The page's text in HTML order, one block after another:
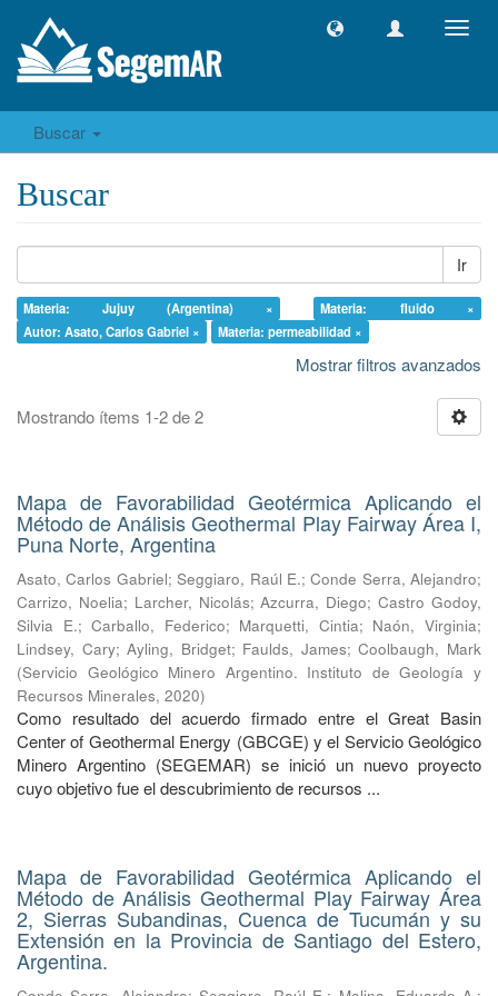
Buscar
Buscar
Ir
Materia: Jujuy (Argentina) ×
Materia: fluido ×
Autor: Asato, Carlos Gabriel ×
Materia: permeabilidad ×
Mostrar filtros avanzados
Mostrando ítems 1-2 de 2
Mapa de Favorabilidad Geotérmica Aplicando el
Método de Análisis Geothermal Play Fairway Área I,
Puna Norte, Argentina
Asato, Carlos Gabriel;Seggiaro, Raúl E.;Conde Serra, Alejandro;
Carrizo, Noelia; Larcher, Nicolás;Azcurra, Diego;Castro Godoy,
Silvia E.;Carballo, Federico; Marquetti, Cintia; Naón, Virginia;
Lindsey, Cary;Ayling, Bridget; Faulds, James;Coolbaugh, Mark
(Servicio Geológico Minero Argentino. Instituto de Geología y
Recursos Minerales, 2020)
Como resultado del acuerdo firmado entre el Great Basin
Center of Geothermal Energy (GBCGE) y el Servicio Geológico
Minero Argentino (SEGEMAR) se inició un nuevo proyecto
cuyo objetivo fue el descubrimiento de recursos ...
Mapa de Favorabilidad Geotérmica Aplicando el
Método de Análisis Geothermal Play Fairway Área
2, Sierras Subandinas, Cuenca de Tucumán y su
Extensión en la Provincia de Santiago del Estero,
Argentina.